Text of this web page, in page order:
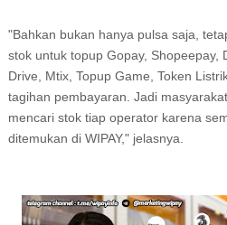
"Bahkan bukan hanya pulsa saja,
stok untuk topup Gopay, Shopeepay,
Drive, Mtix, Topup Game, Token
tagihan pembayaran. Jadi
mencari stok tiap operator karena
ditemukan di WIPAY," jelasnya.